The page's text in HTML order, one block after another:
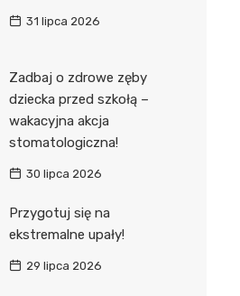
31 lipca 2026
Zadbaj o zdrowe zęby
dziecka przed szkołą –
wakacyjna akcja
stomatologiczna!
30 lipca 2026
Przygotuj się na
ekstremalne upały!
29 lipca 2026